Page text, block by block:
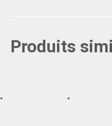
Produits